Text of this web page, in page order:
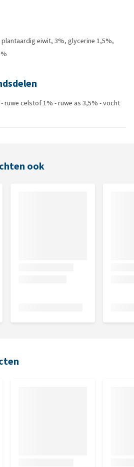
eiwit, 3%, glycerine 1,5%,
ruwe celstof 1% - ruwe as 3,5% - vocht
ook